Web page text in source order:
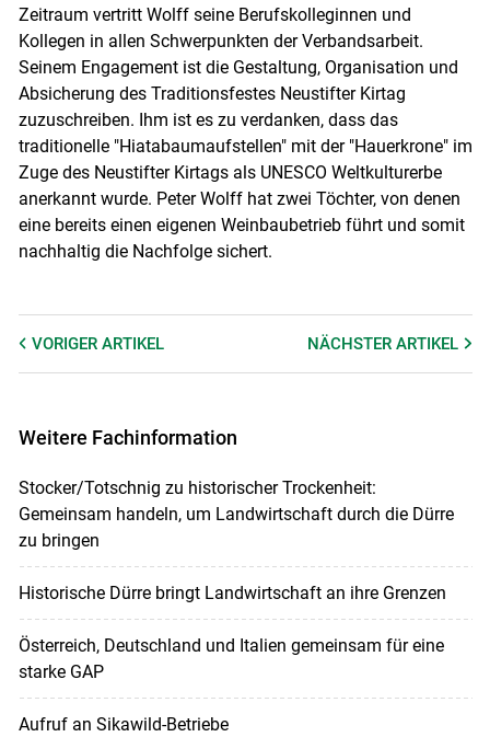
Zeitraum vertritt Wolff seine Berufskolleginnen und
Kollegen in allen Schwerpunkten der Verbandsarbeit.
Seinem Engagement ist die Gestaltung, Organisation und
Absicherung des Traditionsfestes Neustifter Kirtag
zuzuschreiben. Ihm ist es zu verdanken, dass das
traditionelle "Hiatabaumaufstellen" mit der "Hauerkrone" im
Zuge des Neustifter Kirtags als UNESCO Weltkulturerbe
anerkannt wurde. Peter Wolff hat zwei Töchter, von denen
eine bereits einen eigenen Weinbaubetrieb führt und somit
nachhaltig die Nachfolge sichert.
VORIGER ARTIKEL NÄCHSTERARTIKEL
Weitere Fachinformation
Stocker/Totschnig zu historischer Trockenheit:
Gemeinsam handeln, um Landwirtschaft durch die Dürre
zu bringen
Historische Dürre bringt Landwirtschaft an ihre Grenzen
Österreich, Deutschland und Italien gemeinsam für eine
starke GAP
Aufruf an Sikawild-Betriebe